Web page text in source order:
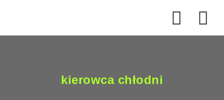
kierowca chłodni